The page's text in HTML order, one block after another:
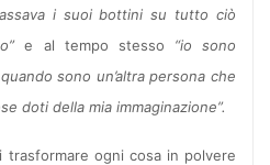
i suoi bottini su tutto ciò
e al tempo stesso “io sono
sono un’altra persona che
doti della mia immaginazione”.
trasformare ogni cosa in polvere